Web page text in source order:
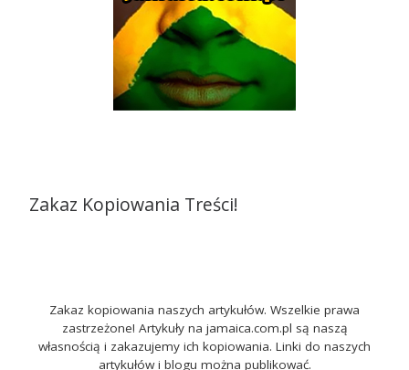
Zakaz Kopiowania Treści!
Zakaz kopiowania naszych artykułów. Wszelkie prawa
zastrzeżone! Artykuły na jamaica.com.pl są naszą
własnością i zakazujemy ich kopiowania. Linki do naszych
artykułów i blogu można publikować.